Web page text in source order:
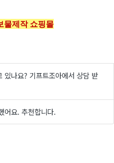
물제작 쇼핑몰
있나요? 기프트조아에서 상담 받
어요. 추천합니다.